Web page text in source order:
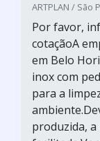
ARTPLAN / São
Por favor,
cotaçãoA
em Belo
inox com
para a
produzida,